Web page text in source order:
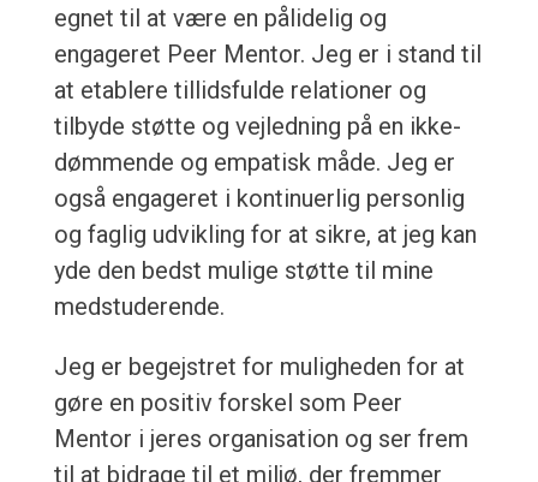
egnet til at være en pålidelig og
engageret Peer Mentor. Jeg er i stand til
at etablere tillidsfulde relationer og
tilbyde støtte og vejledning på en ikke-
dømmende og empatisk måde. Jeg er
også engageret i kontinuerlig personlig
og faglig udvikling for at sikre, at jeg kan
yde den bedst mulige støtte til mine
medstuderende.
Jeg er begejstret for muligheden for at
gøre en positiv forskel som Peer
Mentor i jeres organisation og ser frem
til at bidrage til et miljø, der fremmer